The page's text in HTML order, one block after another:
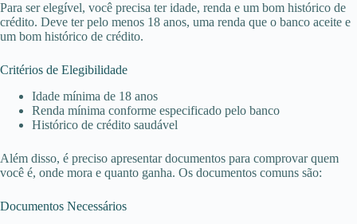
Para ser elegível, você precisa ter idade, renda e um bom histórico de
crédito. Deve ter pelo menos 18 anos, uma renda que o banco aceite e
um bom histórico de crédito.
Critérios de Elegibilidade
Idade mínima de 18 anos
Renda mínima conforme especificado pelo banco
Histórico de crédito saudável
Além disso, é preciso apresentar documentos para comprovar quem
você é, onde mora e quanto ganha. Os documentos comuns são:
Documentos Necessários